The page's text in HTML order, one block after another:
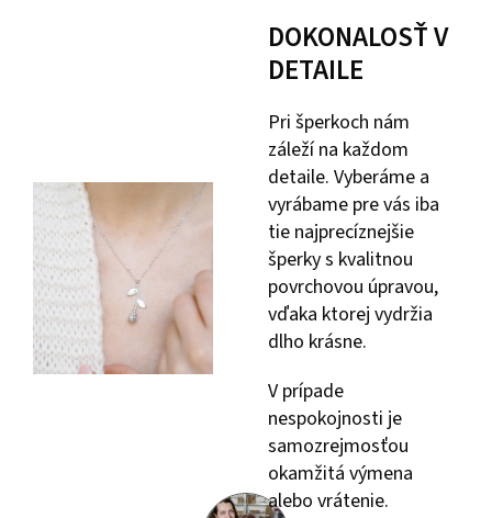
DOKONALOSŤ V
DETAILE
Pri šperkoch nám
záleží na každom
detaile. Vyberáme a
vyrábame pre vás iba
tie najprecíznejšie
šperky s kvalitnou
povrchovou úpravou,
vďaka ktorej vydržia
dlho krásne.
V prípade
nespokojnosti je
samozrejmosťou
okamžitá výmena
alebo vrátenie.